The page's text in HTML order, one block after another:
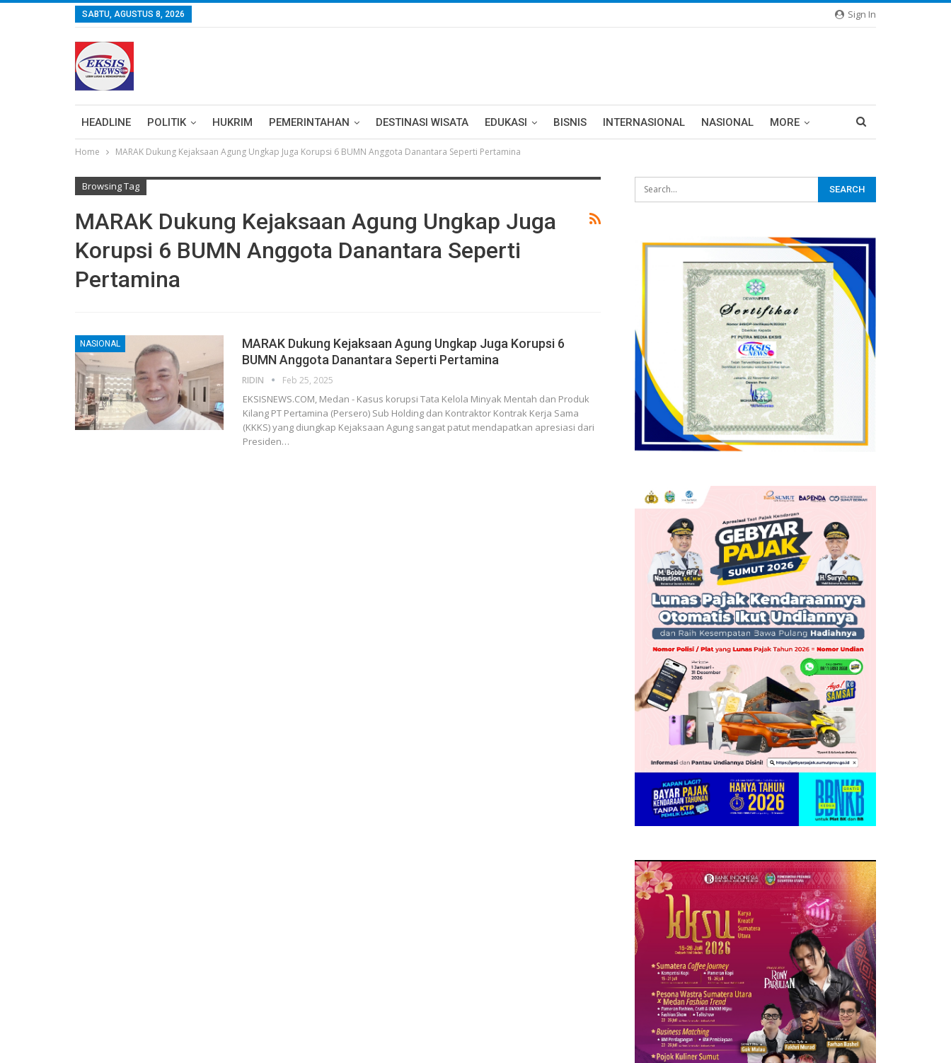
Sign In
SABTU, AGUSTUS 8, 2026
HEADLINE POLITIK HUKRIM PEMERINTAHAN DESTINASI WISATA EDUKASI BISNIS INTERNASIONAL NASIONAL MORE
Home MARAK Dukung Kejaksaan Agung Ungkap Juga Korupsi 6 BUMN Anggota Danantara Seperti Pertamina
Browsing Tag
MARAK Dukung Kejaksaan Agung Ungkap Juga
Korupsi 6 BUMN Anggota Danantara Seperti
Pertamina
NASIONAL
MARAK Dukung Kejaksaan Agung Ungkap Juga Korupsi 6
BUMN Anggota Danantara Seperti Pertamina
RIDIN Feb 25, 2025
EKSISNEWS.COM, Medan - Kasus korupsi Tata Kelola Minyak Mentah dan Produk
Kilang PT Pertamina (Persero) Sub Holding dan Kontraktor Kontrak Kerja Sama
(KKKS) yang diungkap Kejaksaan Agung sangat patut mendapatkan apresiasi dari
Presiden…